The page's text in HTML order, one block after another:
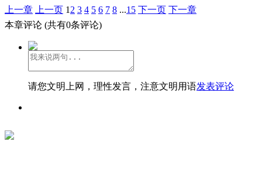
上一章
上一页 1 2 3 4 5 6 7 8 ...15 下一页 下一章
本章评论 (共有0条评论)
请您文明上网，理性发言，注意文明用语发表评论